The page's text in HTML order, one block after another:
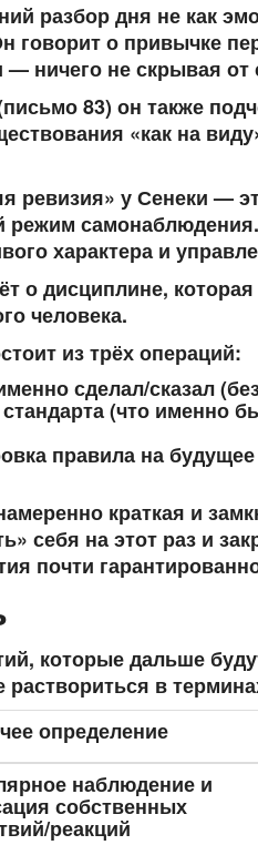
разбор дня не как
говорит о привычке
— ничего не скрывая от
83) он также
«как на
ревизия» у Сенеки —
режим
характера и
о дисциплине,
человека.
из трёх операций:
сделал/сказал
(что именно
правила на
краткая и
себя на этот раз и
почти
которые дальше
в
определение
наблюдение и
собственных
реакций